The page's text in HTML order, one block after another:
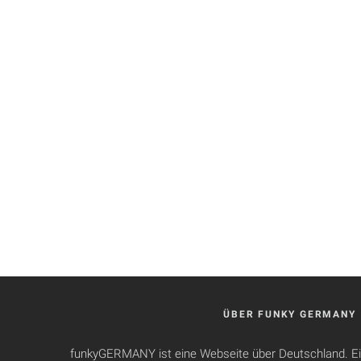
ÜBER FUNKY GERMANY
funkyGERMANY ist eine Webseite über Deutschland.